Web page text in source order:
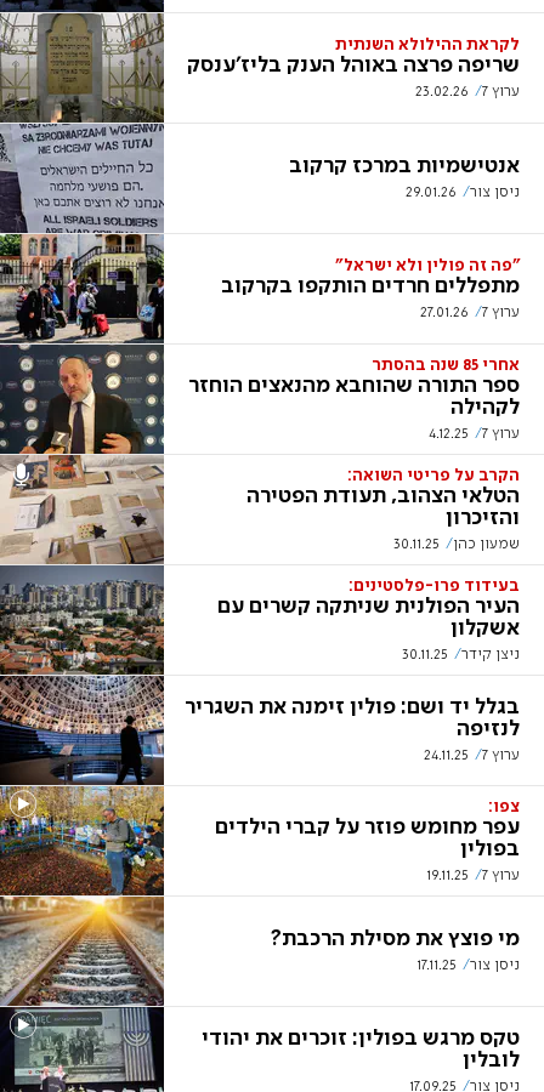
לקראת ההילולא השנתית
שריפה פרצה באוהל הענק בליז'ענסק
ערוץ 7 23.02.26
אנטישמיות במרכז קרקוב
ניסן צור 29.01.26
"פה זה פולין ולא ישראל"
מתפללים חרדים הותקפו בקרקוב
ערוץ 7 27.01.26
אחרי 85 שנה בהסתר
ספר התורה שהוחבא מהנאצים הוחזר
לקהילה
ערוץ 7 4.12.25
הקרב על פריטי השואה:
הטלאי הצהוב, תעודת הפטירה
והזיכרון
שמעון כהן 30.11.25
בעידוד פרו-פלסטינים:
העיר הפולנית שניתקה קשרים עם
אשקלון
ניצן קידר 30.11.25
בגלל יד ושם: פולין זימנה את השגריר
לנזיפה
ערוץ 7 24.11.25
צפו:
עפר מחומש פוזר על קברי הילדים
בפולין
ערוץ 7 19.11.25
מי פוצץ את מסילת הרכבת?
ניסן צור 17.11.25
טקס מרגש בפולין: זוכרים את יהודי
לובלין
ניסן צור 17.09.25